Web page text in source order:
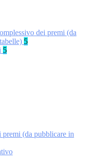
dei premi (da
5
5
(da pubblicare in